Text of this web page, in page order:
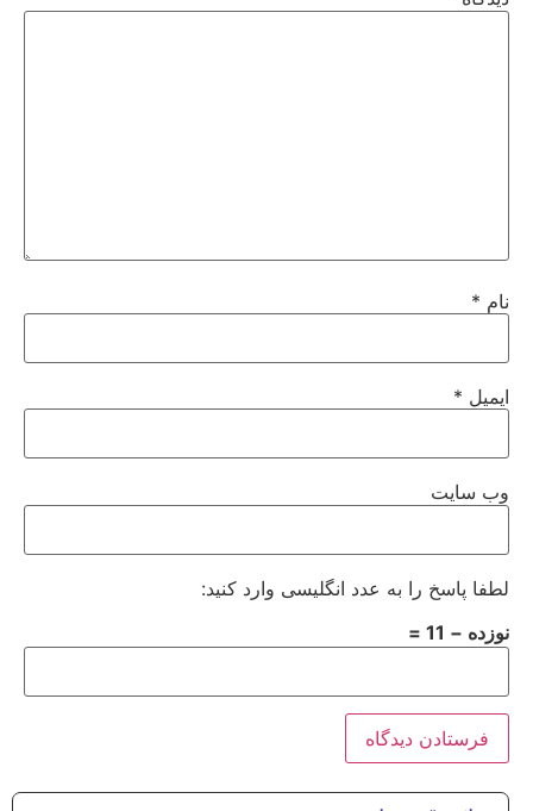
نام *
ایمیل *
وب‌ سایت
لطفا پاسخ را به عدد انگلیسی وارد کنید:
نوزده − 11 =